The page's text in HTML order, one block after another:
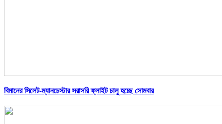
বিমানের সিলেট-ম্যানচেস্টার সরাসরি ফ্লাইট চালু হচ্ছে সোমবার